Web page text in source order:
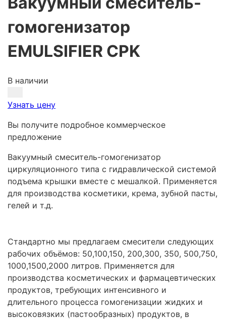
гомогенизатор
EMULSIFIER CPK
В наличии
Узнать цену
Вы получите подробное коммерческое
предложение
Вакуумный смеситель-гомогенизатор
циркуляционного типа с гидравлической системой
подъема крышки вместе с мешалкой. Применяется
для производства косметики, крема, зубной пасты,
гелей и т.д.
Стандартно мы предлагаем смесители следующих
рабочих объёмов: 50,100,150, 200,300, 350, 500,750,
1000,1500,2000 литров. Применяется для
производства косметических и фармацевтических
продуктов, требующих интенсивного и
длительного процесса гомогенизации жидких и
высоковязких (пастообразных) продуктов, в